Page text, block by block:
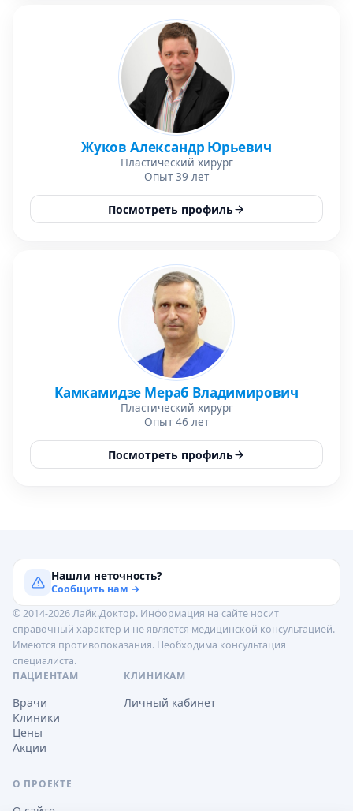
Жуков Александр Юрьевич
Пластический хирург
Опыт 39 лет
Посмотреть профиль
Камкамидзе Мераб Владимирович
Пластический хирург
Опыт 46 лет
Посмотреть профиль
Нашли неточность?
Сообщить нам →
© 2014-2026 Лайк.Доктор. Информация на сайте носит
справочный характер и не является медицинской консультацией.
Имеются противопоказания. Необходима консультация
специалиста.
ПАЦИЕНТАМ
Врачи
Клиники
Цены
Акции
КЛИНИКАМ
Личный кабинет
О ПРОЕКТЕ